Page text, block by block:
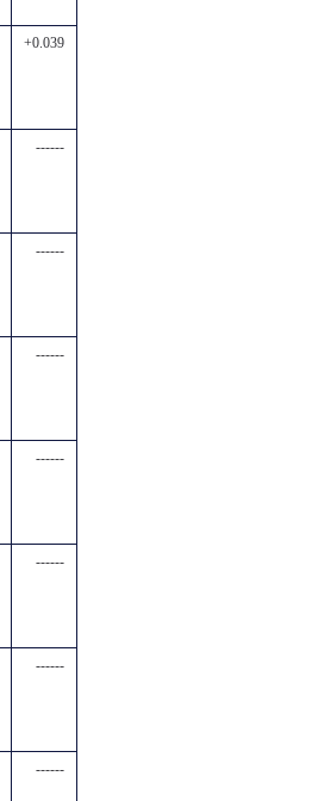
+0.039
------
------
------
------
------
------
------